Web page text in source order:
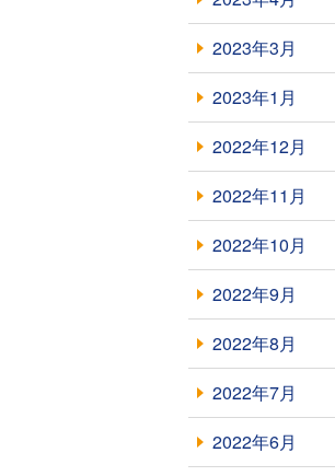
2023年3月
2023年1月
2022年12月
2022年11月
2022年10月
2022年9月
2022年8月
2022年7月
2022年6月